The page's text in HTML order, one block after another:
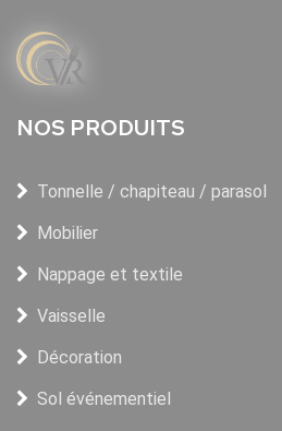
NOS PRODUITS
Tonnelle / chapiteau / parasol
Mobilier
Nappage et textile
Vaisselle
Décoration
Sol événementiel